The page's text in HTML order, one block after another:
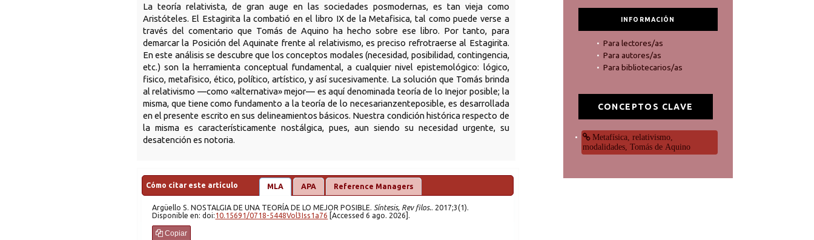
INFORMACIÓN
Para lectores/as
Para autores/as
Para bibliotecarios/as
CONCEPTOS CLAVE
Metafísica, relativismo,
modalidades, Tomás de Aquino
La teoría relativista, de gran auge en las sociedades posmodernas, es tan vieja como
Aristóteles. El Estagirita la combatió en el libro IX de la Metafisica, tal como puede verse a
través del comentario que Tomás de Aquino ha hecho sobre ese libro. Por tanto, para
demarcar la Posición del Aquinate frente al relativismo, es preciso refrotraerse al Estagirita.
En este análisis se descubre que los conceptos modales (necesidad, posibilidad, contingencia,
etc.) son la herramienta conceptual fundamental, a cualquier nivel epistemológico: lógico,
fisico, metafisico, ético, político, artístico, y así sucesivamente. La solución que Tomás brinda
al relativismo —como «alternativa» mejor— es aquí denominada teoría de lo Inejor posible; la
misma, que tiene como fundamento a la teoría de lo necesarianzenteposible, es desarrollada
en el presente escrito en sus delineamientos básicos. Nuestra condición histórica respecto de
la misma es característicamente nostálgica, pues, aun siendo su necesidad urgente, su
desatención es notoria.
Cómo citar este artículo MLA APA Reference Managers
Argüello S. NOSTALGIA DE UNA TEORÍA DE LO MEJOR POSIBLE. Síntesis, Rev filos.. 2017;3(1).
Disponible en: doi:10.15691/0718-5448Vol3Iss1a76 [Accessed 6 ago. 2026].
Copiar